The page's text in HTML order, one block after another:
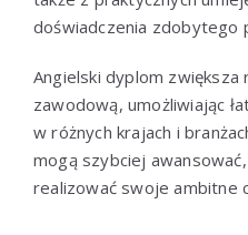
doświadczenia zdobytego
Angielski dyplom zwiększa
zawodową, umożliwiając
w różnych krajach i
mogą szybciej
realizować swoje ambitne